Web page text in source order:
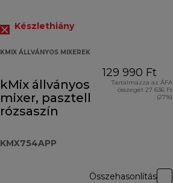
Készlethiány
KMIX ÁLLVÁNYOS MIXEREK
kMix állványos
mixer, pasztell
rózsaszín
KMX754APP
129 990 Ft
Tartalmazza az ÁFA
összegét 27 636 Ft
(27%)
Összehasonlítás